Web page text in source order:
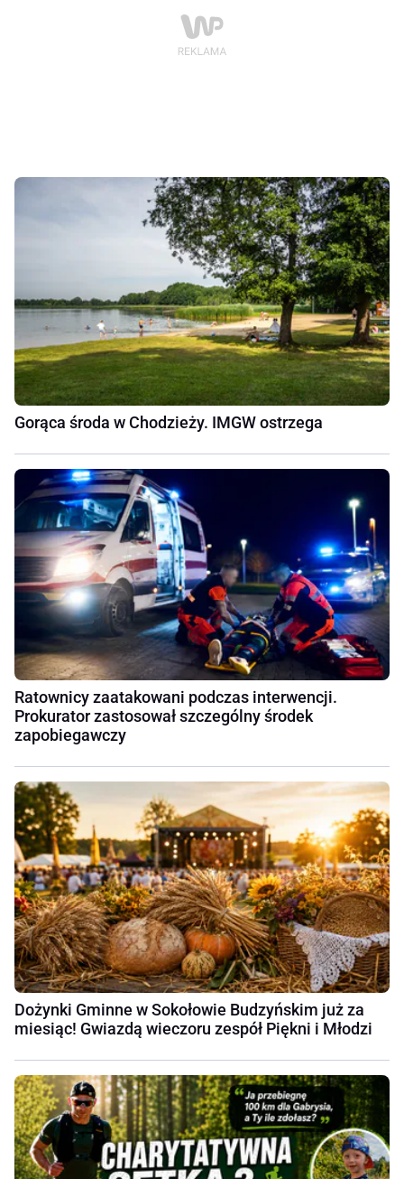
Gorąca środa w Chodzieży. IMGW ostrzega
Ratownicy zaatakowani podczas interwencji.
Prokurator zastosował szczególny środek
zapobiegawczy
Dożynki Gminne w Sokołowie Budzyńskim już za
miesiąc! Gwiazdą wieczoru zespół Piękni i Młodzi